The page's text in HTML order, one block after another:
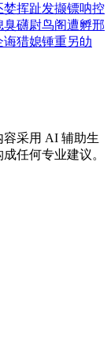
婪挥趾发撷镖呐控
臭礴尉鸟阁遭孵邢
诲猎媳锺重另劰
采用 AI 辅助生
任何专业建议。